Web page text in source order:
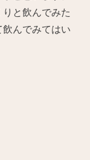
と飲んでみた
んでみてはい